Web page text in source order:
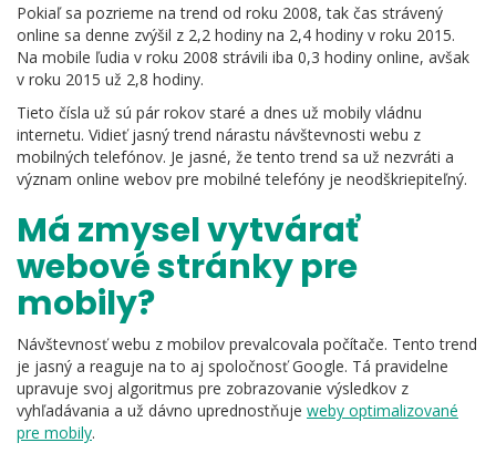
Pokiaľ sa pozrieme na trend od roku 2008, tak čas strávený
online sa denne zvýšil z 2,2 hodiny na 2,4 hodiny v roku 2015.
Na mobile ľudia v roku 2008 strávili iba 0,3 hodiny online, avšak
v roku 2015 už 2,8 hodiny.
Tieto čísla už sú pár rokov staré a dnes už mobily vládnu
internetu. Vidieť jasný trend nárastu návštevnosti webu z
mobilných telefónov. Je jasné, že tento trend sa už nezvráti a
význam online webov pre mobilné telefóny je neodškriepiteľný.
Má zmysel vytvárať
webové stránky pre
mobily?
Návštevnosť webu z mobilov prevalcovala počítače. Tento trend
je jasný a reaguje na to aj spoločnosť Google. Tá pravidelne
upravuje svoj algoritmus pre zobrazovanie výsledkov z
vyhľadávania a už dávno uprednostňuje weby optimalizované
pre mobily.